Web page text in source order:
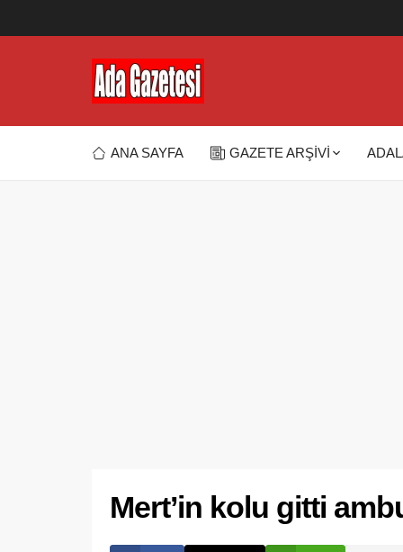
ANA SAYFA GAZETE ARŞİVİ
Mert’in kolu gitti